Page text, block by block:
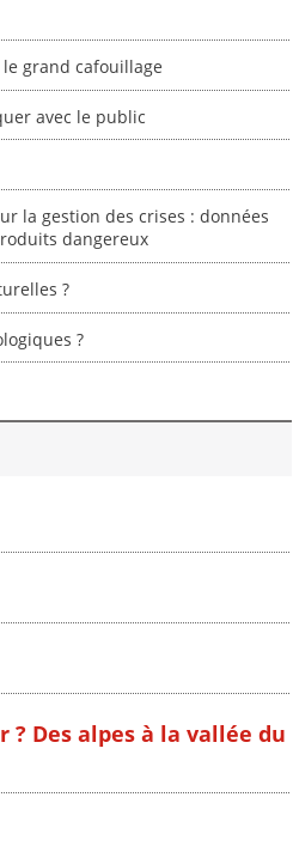
grand cafouillage
avec le public
la gestion des crises : données
dangereux
?
?
Des alpes à la vallée du